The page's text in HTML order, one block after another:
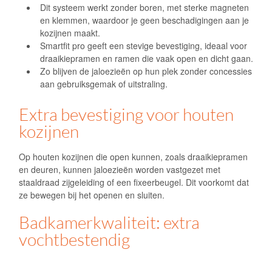
Dit systeem werkt zonder boren, met sterke magneten
en klemmen, waardoor je geen beschadigingen aan je
kozijnen maakt.
Smartfit pro geeft een stevige bevestiging, ideaal voor
draaikiepramen en ramen die vaak open en dicht gaan.
Zo blijven de jaloezieën op hun plek zonder concessies
aan gebruiksgemak of uitstraling.
Extra bevestiging voor houten
kozijnen
Op houten kozijnen die open kunnen, zoals draaikiepramen
en deuren, kunnen jaloezieën worden vastgezet met
staaldraad zijgeleiding of een fixeerbeugel. Dit voorkomt dat
ze bewegen bij het openen en sluiten.
Badkamerkwaliteit: extra
vochtbestendig